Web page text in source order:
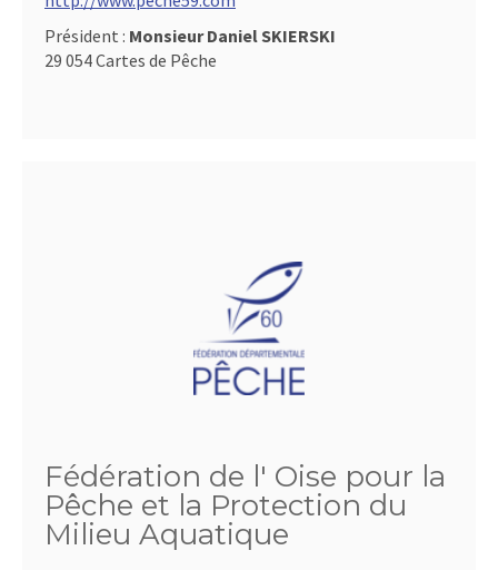
Président : Monsieur Daniel SKIERSKI
29 054 Cartes de Pêche
Fédération de l' Oise pour la
Pêche et la Protection du
Milieu Aquatique